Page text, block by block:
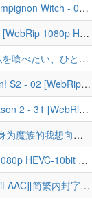
[LoliHouse] 蘑菇魔女 / シャンピニオンの魔女 / Champignon no Majo / Champignon Witch - 02 [WebRip 1080p HEVC-10bit AAC][简繁内封字幕]
[LoliHouse] 这里是充满笑容的职场。 / Egao no Taenai Shokuba desu. - 09 [WebRip 1080p HEVC-10bit AAC][简繁内封字幕]
[喵萌奶茶屋&LoliHouse] 想吃掉我的非人少女 / 對我垂涎欲滴的非人少女 / 私を喰べたい、ひとでなし / Watashi wo Tabetai, Hitodenashi - 06 [WebRip 1080p HEVC-10bit AAC][简繁日内封字幕]
[喵萌奶茶屋&LoliHouse] 碧蓝航线 微速前进 二 / Azur Lane - Bisoku Zenshin! S2 - 02 [WebRip 1080p HEVC-10bit AAC][简繁日内封字幕]
[LoliHouse] 夜樱家的大作战 第二季 / Yozakura-san Chi no Daisakusen Season 2 - 31 [WebRip 1080p HEVC-10bit AAC][简繁内封字幕]
[LoliHouse] Yuusha Party ni Kawaii Ko ga Ita node, Kokuhaku shitemita. / 身为魔族的我想向勇者小队的可爱女孩告白。 - 02 [WebRip 1080p HEVC-10bit AAC][简繁内封字幕]
[LoliHouse] 数码宝贝BEATBREAK / DIGIMON BEATBREAK - 08 [WebRip 1080p HEVC-10bit AAC][简繁内封字幕]
[LoliHouse] 永远的黄昏 / Towa no Yuugure - 07 [WebRip 1080p HEVC-10bit AAC][简繁内封字幕]